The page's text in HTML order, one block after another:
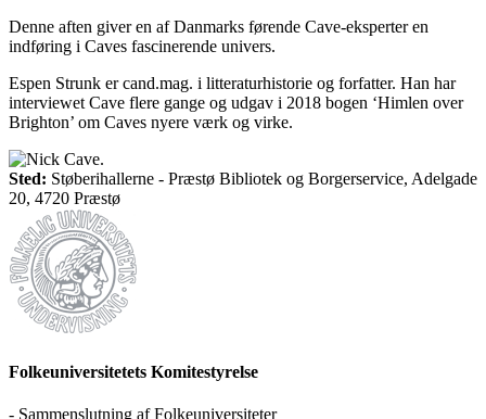
Denne aften giver en af Danmarks førende Cave-eksperter en
indføring i Caves fascinerende univers.
Espen Strunk er cand.mag. i litteraturhistorie og forfatter. Han har
interviewet Cave flere gange og udgav i 2018 bogen ‘Himlen over
Brighton’ om Caves nyere værk og virke.
Sted: Støberihallerne - Præstø Bibliotek og Borgerservice, Adelgade
20, 4720 Præstø
Folkeuniversitetets Komitestyrelse
- Sammenslutning af Folkeuniversiteter